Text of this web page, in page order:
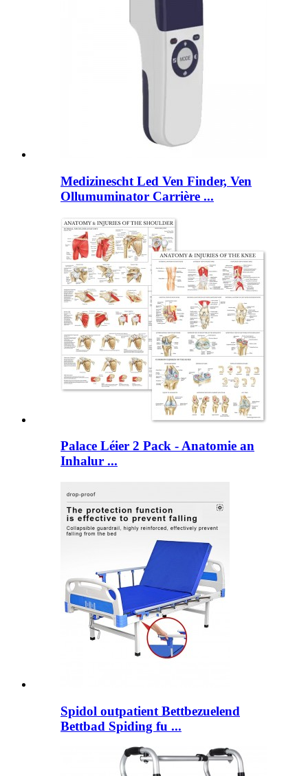
Medizinescht Led Ven Finder, Ven
Ollumuminator Carrière ...
Palace Léier 2 Pack - Anatomie an
Inhalur ...
Spidol outpatient Bettbezuelend
Bettbad Spiding fu ...